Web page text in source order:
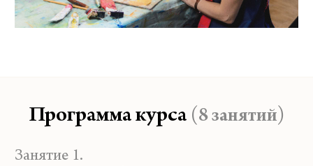
Программа курса (8 занятий)
Занятие 1.